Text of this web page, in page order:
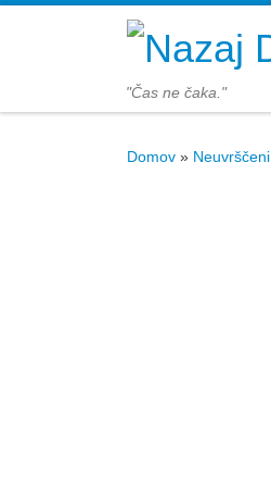
Skoči na vsebino
"Čas ne čaka."
Domov » Neuvrščeni